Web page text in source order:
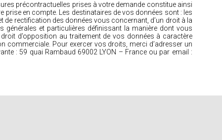
précontractuelles prises à votre demande constitue ainsi
en compte. Les destinataires de vos données sont : les
de rectification des données vous concernant, d’un droit à la
et particulières définissant la manière dont vous
d’opposition au traitement de vos données à caractère
commerciale. Pour exercer vos droits, merci d’adresser un
: 59 quai Rambaud 69002 LYON – France ou par email :